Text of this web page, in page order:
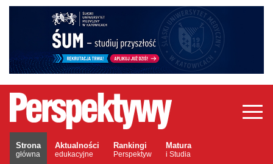
Strona
główna
Aktualności
edukacyjne
Rankingi
Perspektyw
Matura
i Studia